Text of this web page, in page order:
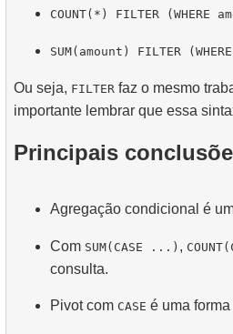
COUNT(*) FILTER (WHERE
SUM(amount) FILTER
Ou seja, FILTER faz o mesmo
importante lembrar que essa
Principais
Agregação condicional é
Com SUM(CASE ...) ,
consulta.
Pivot com CASE é uma